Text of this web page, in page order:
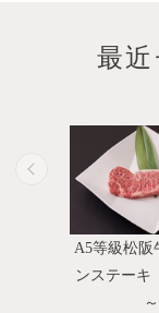
最
A5等級松阪
ンステー
～